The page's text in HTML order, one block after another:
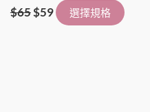
$65$59 選擇規格
選